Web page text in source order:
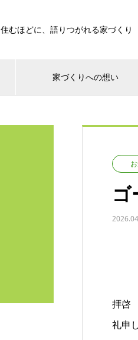
住むほどに、語りつがれる家づくり
家づくりへの想い
拝啓
礼申